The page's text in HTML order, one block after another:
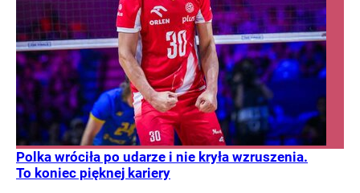
Polka wróciła po udarze i nie kryła wzruszenia.
To koniec pięknej kariery